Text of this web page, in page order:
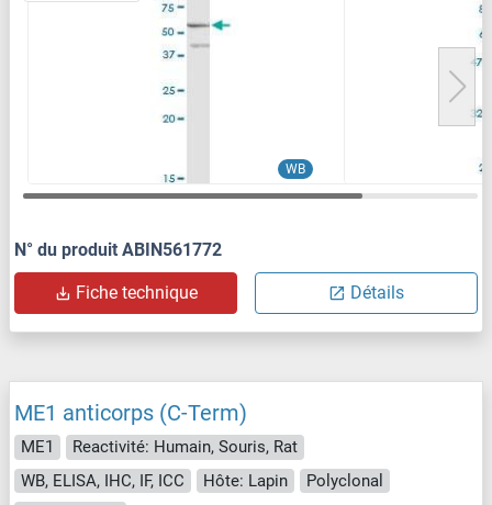
WB
N° du produit ABIN561772
Fiche technique Détails
ME1 anticorps (C-Term)
ME1
Reactivité: Humain, Souris, Rat
WB, ELISA, IHC, IF, ICC
Hôte: Lapin
Polyclonal